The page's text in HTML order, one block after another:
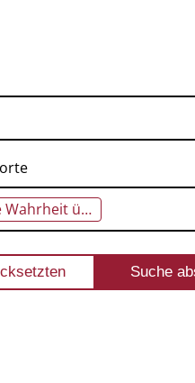
über die Vergangenheit sagen